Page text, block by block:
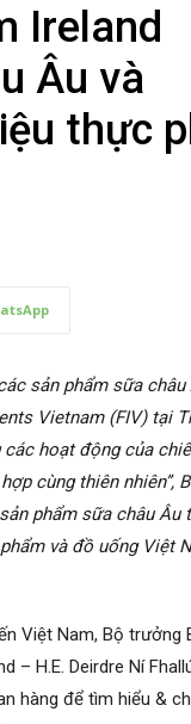
Ireland
Âu và
thực
sản phẩm sữa châu
Vietnam (FIV) tại
hoạt động của
cùng thiên nhiên”,
phẩm sữa châu Âu
và đồ uống Việt
Việt Nam, Bộ trưởng
– H.E. Deirdre Ní
hàng để tìm hiểu &